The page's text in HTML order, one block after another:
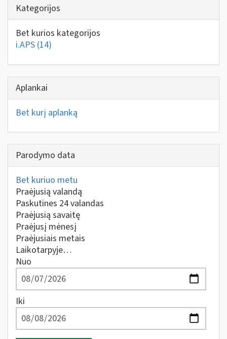
Kategorijos
Bet kurios kategorijos
i.APS (14)
Aplankai
Bet kurį aplanką
Parodymo data
Bet kuriuo metu
Praėjusią valandą
Paskutines 24 valandas
Praėjusią savaitę
Praėjusį mėnesį
Praėjusiais metais
Laikotarpyje…
Nuo
Iki